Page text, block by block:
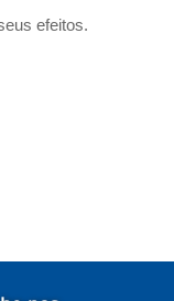
efeitos.